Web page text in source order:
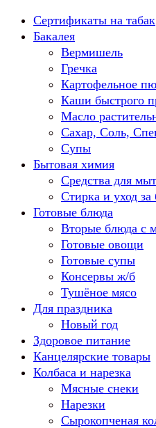
Перейти
содержанию
Сертификаты на табак
Бакалея
Вермишель
Гречка
Картофельное
Каши быстрого
Масло
Сахар, Соль,
Супы
Бытовая химия
Средства для
Стирка и уход за
Готовые блюда
Вторые блюда с
Готовые овощи
Готовые супы
Консервы ж/б
Тушёное мясо
Для праздника
Новый год
Здоровое питание
Канцелярские товары
Колбаса и нарезка
Мясные снеки
Нарезки
Сырокопченая